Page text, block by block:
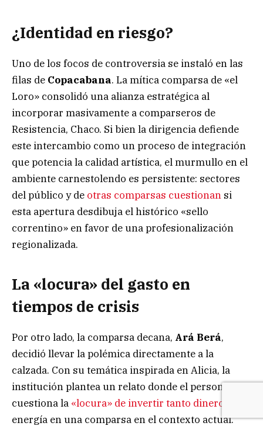
¿Identidad en riesgo?
Uno de los focos de controversia se instaló en las
filas de Copacabana. La mítica comparsa de «el
Loro» consolidó una alianza estratégica al
incorporar masivamente a comparseros de
Resistencia, Chaco. Si bien la dirigencia defiende
este intercambio como un proceso de integración
que potencia la calidad artística, el murmullo en el
ambiente carnestolendo es persistente: sectores
del público y de otras comparsas cuestionan si
esta apertura desdibuja el histórico «sello
correntino» en favor de una profesionalización
regionalizada.
La «locura» del gasto en
tiempos de crisis
Por otro lado, la comparsa decana, Ará Berá,
decidió llevar la polémica directamente a la
calzada. Con su temática inspirada en Alicia, la
institución plantea un relato donde el personaje
cuestiona la «locura» de invertir tanto dinero
energía en una comparsa en el contexto actual.